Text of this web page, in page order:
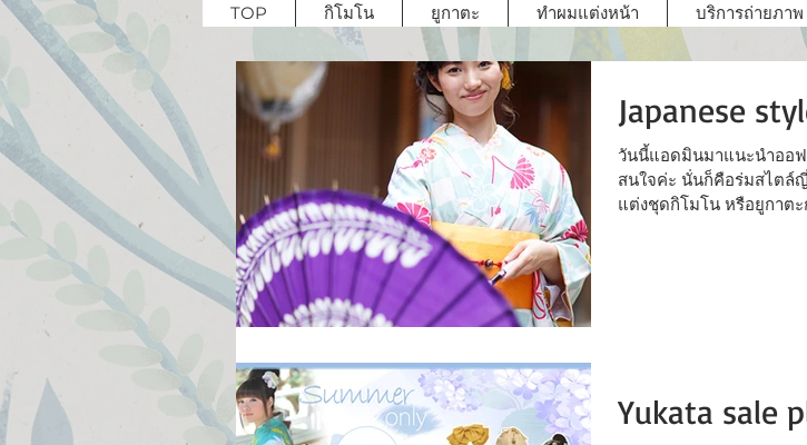
TOP กิโมโน ยูกาตะ ทำผมแต่งหน้า บริการถ่ายภาพ
Japanese
วันนี้แอดมินมาแนะนำออ
สนใจค่ะ นั่นก็คือร่มสไตล์
แต่งชุดกิโมโน หรือยูกาตะ
Yukata sale